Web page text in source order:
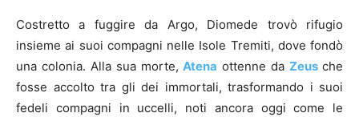
Costretto a fuggire da Argo, Diomede trovò rifugio
insieme ai suoi compagni nelle Isole Tremiti, dove fondò
una colonia. Alla sua morte,Atena ottenne daZeus che
fosse accolto tra gli dei immortali, trasformando i suoi
fedeli compagni in uccelli, noti ancora oggi come le